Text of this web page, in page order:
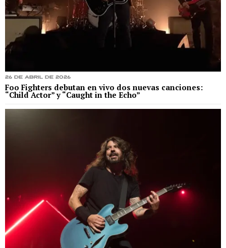
26 de abril de 2026
Foo Fighters debutan en vivo dos nuevas canciones:
“Child Actor” y “Caught in the Echo”